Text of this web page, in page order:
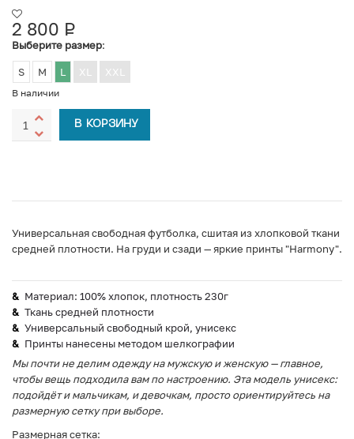
2 800 Р
УБ.
Выберите размер:
S M L XL XXL
В наличии
В КОРЗИНУ
Универсальная свободная футболка, сшитая из хлопковой ткани
средней плотности. На груди и сзади — яркие принты "Harmony".
Материал: 100% хлопок, плотность 230г
Ткань средней плотности
Универсальный свободный крой, унисекс
Принты нанесены методом шелкографии
Мы почти не делим одежду на мужскую и женскую — главное,
чтобы вещь подходила вам по настроению. Эта модель унисекс:
подойдёт и мальчикам, и девочкам, просто ориентируйтесь на
размерную сетку при выборе.
Размерная сетка: